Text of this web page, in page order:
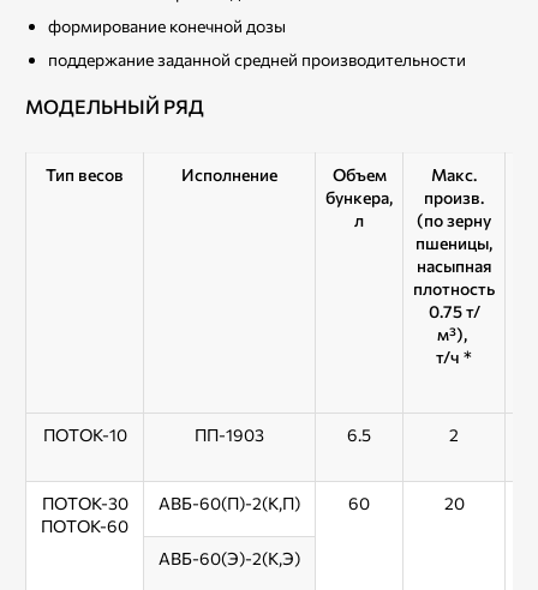
формирование конечной дозы
поддержание заданной средней производительности
МОДЕЛЬНЫЙ РЯД
Тип весов Исполнение
Объем
бункера,
л
Макс.
произв.
(по зерну
пшеницы,
насыпная
плотность
0.75 т/
м³),
т/ч *
ПОТОК-10 ПП-1903 6.5 2
ПОТОК-30
ПОТОК-60
АВБ-60(П)-2(К,П) 60 20
АВБ-60(Э)-2(К,Э)